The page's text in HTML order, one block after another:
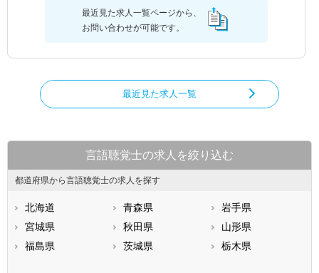
最近見た求人一覧ページから、
お問い合わせが可能です。
最近見た求人一覧
言語聴覚士の求人を絞り込む
都道府県から言語聴覚士の求人を探す
北海道 青森県
岩手県
宮城県
秋田県
山形県
福島県
茨城県
栃木県